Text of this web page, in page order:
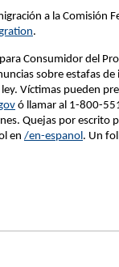
a la Comisión
.
Consumidor del
sobre estafas
Víctimas pueden
ó llamar al 1-800-
Quejas por escrito
en /en-espanol. Un